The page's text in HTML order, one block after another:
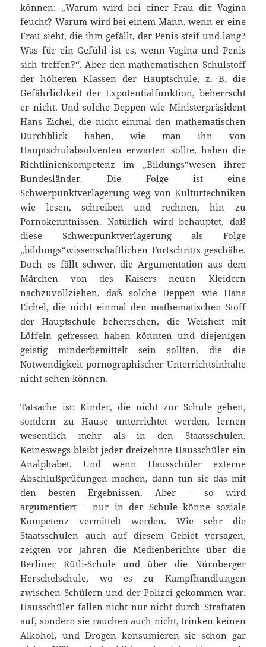
können: „Warum wird bei einer Frau die Vagina
feucht? Warum wird bei einem Mann, wenn er eine
Frau sieht, die ihm gefällt, der Penis steif und lang?
Was für ein Gefühl ist es, wenn Vagina und Penis
sich treffen?“. Aber den mathematischen Schulstoff
der höheren Klassen der Hauptschule, z. B. die
Gefährlichkeit der Expotentialfunktion, beherrscht
er nicht. Und solche Deppen wie Ministerpräsident
Hans Eichel, die nicht einmal den mathematischen
Durchblick haben, wie man ihn von
Hauptschulabsolventen erwarten sollte, haben die
Richtlinienkompetenz im „Bildungs“wesen ihrer
Bundesländer. Die Folge ist eine
Schwerpunktverlagerung weg von Kulturtechniken
wie lesen, schreiben und rechnen, hin zu
Pornokenntnissen. Natürlich wird behauptet, daß
diese Schwerpunktverlagerung als Folge
„bildungs“wissenschaftlichen Fortschritts geschähe.
Doch es fällt schwer, die Argumentation aus dem
Märchen von des Kaisers neuen Kleidern
nachzuvollziehen, daß solche Deppen wie Hans
Eichel, die nicht einmal den mathematischen Stoff
der Hauptschule beherrschen, die Weisheit mit
Löffeln gefressen haben könnten und diejenigen
geistig minderbemittelt sein sollten, die die
Notwendigkeit pornographischer Unterrichtsinhalte
nicht sehen können.
Tatsache ist: Kinder, die nicht zur Schule gehen,
sondern zu Hause unterrichtet werden, lernen
wesentlich mehr als in den Staatsschulen.
Keineswegs bleibt jeder dreizehnte Hausschüler ein
Analphabet. Und wenn Hausschüler externe
Abschlußprüfungen machen, dann tun sie das mit
den besten Ergebnissen. Aber – so wird
argumentiert – nur in der Schule könne soziale
Kompetenz vermittelt werden. Wie sehr die
Staatsschulen auch auf diesem Gebiet versagen,
zeigten vor Jahren die Medienberichte über die
Berliner Rütli-Schule und über die Nürnberger
Herschelschule, wo es zu Kampfhandlungen
zwischen Schülern und der Polizei gekommen war.
Hausschüler fallen nicht nur nicht durch Straftaten
auf, sondern sie rauchen auch nicht, trinken keinen
Alkohol, und Drogen konsumieren sie schon gar